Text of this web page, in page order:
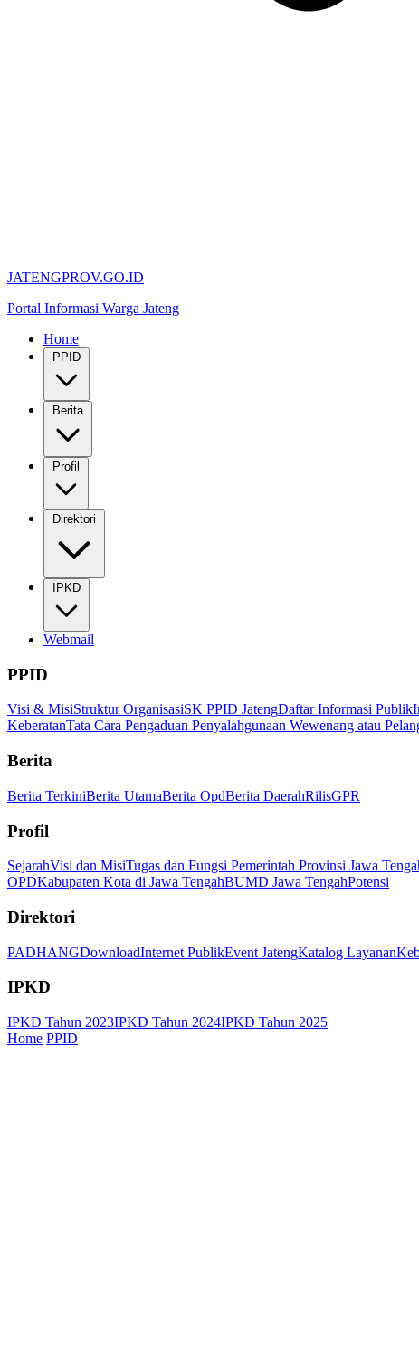
JATENGPROV.GO.ID
Portal Informasi Warga Jateng
Home
PPID
Berita
Profil
Direktori
IPKD
Webmail
PPID
Visi & MisiStruktur OrganisasiSK PPID JatengDaftar Informasi Publik
KeberatanTata Cara Pengaduan Penyalahgunaan Wewenang atau
Berita
Berita TerkiniBerita UtamaBerita OpdBerita DaerahRilisGPR
Profil
SejarahVisi dan MisiTugas dan Fungsi Pemerintah Provinsi Jawa
OPDKabupaten Kota di Jawa TengahBUMD Jawa TengahPotensi
Direktori
PADHANGDownloadInternet PublikEvent JatengKatalog Layanan
IPKD
IPKD Tahun 2023IPKD Tahun 2024IPKD Tahun 2025
Home PPID